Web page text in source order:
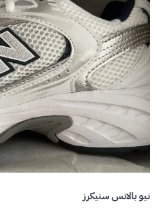
نيو بالانس سنيكرز